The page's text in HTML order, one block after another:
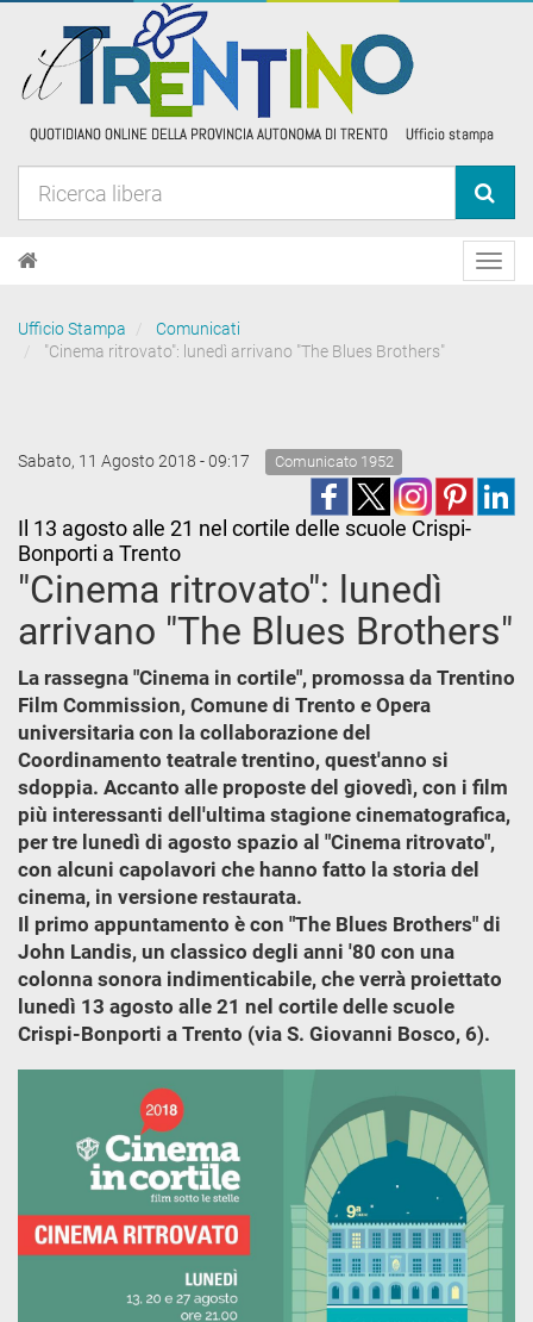
Ufficio Stampa
Comunicati
"Cinema ritrovato": lunedì arrivano "The Blues Brothers"
Sabato, 11 Agosto 2018 - 09:17 Comunicato 1952
Il 13 agosto alle 21 nel cortile delle scuole Crispi-
Bonporti a Trento
"Cinema ritrovato": lunedì
arrivano "The Blues Brothers"
La rassegna "Cinema in cortile", promossa da Trentino
Film Commission, Comune di Trento e Opera
universitaria con la collaborazione del
Coordinamento teatrale trentino, quest'anno si
sdoppia. Accanto alle proposte del giovedì, con i film
più interessanti dell'ultima stagione cinematografica,
per tre lunedì di agosto spazio al "Cinema ritrovato",
con alcuni capolavori che hanno fatto la storia del
cinema, in versione restaurata.
Il primo appuntamento è con "The Blues Brothers" di
John Landis, un classico degli anni '80 con una
colonna sonora indimenticabile, che verrà proiettato
lunedì 13 agosto alle 21 nel cortile delle scuole
Crispi-Bonporti a Trento (via S. Giovanni Bosco, 6).